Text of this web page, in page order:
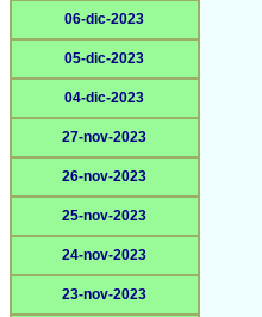
06-dic-2023
05-dic-2023
04-dic-2023
27-nov-2023
26-nov-2023
25-nov-2023
24-nov-2023
23-nov-2023